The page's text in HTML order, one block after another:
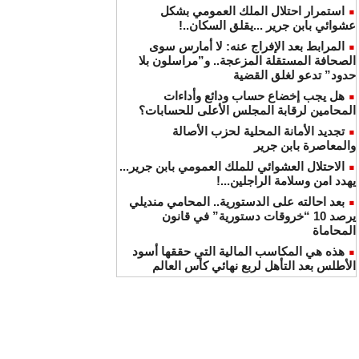
استمرار احتلال الملك العمومي بشكل
عشوائي بابن جرير ...يقلق السكان..!
المرابط بعد الإفراج عنه: لا أمارس سوى
الصحافة المستقلة المزعجة.. و”مراسلون بلا
حدود” تدعو لغلق القضية
هل يجب إخضاع حساب ودائع وأداءات
المحامين لرقابة المجلس الأعلى للحسابات؟
تجديد الأمانة المحلية لحزب الأصالة
والمعاصرة بابن جرير
الاحتلال العشوائي للملك العمومي بابن جرير...
يهدد امن وسلامة الراجلين...!
بعد احالته على الدستورية.. المحامي منديلي
يرصد 10 “خروقات دستورية” في قانون
المحاماة
هذه هي المكاسب المالية التي حققها أسود
الأطلس بعد التأهل لربع نهائي كأس العالم